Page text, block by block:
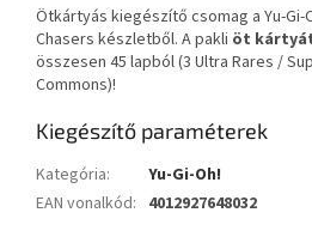
Ötkártyás kiegészítő csomag a Yu-
Chasers készletből. A pakli öt
összesen 45 lapból (3 Ultra Rares /
Commons)!
Kiegészítő paraméterek
Kategória:
Yu-Gi-Oh!
EAN vonalkód: 4012927648032